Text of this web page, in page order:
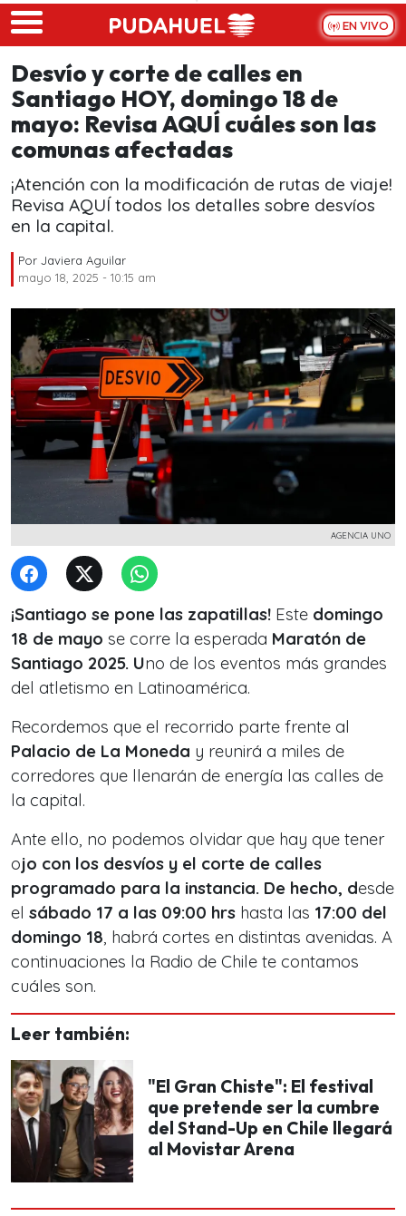
Skip to main content
EN VIVO
Desvío y corte de calles en
Santiago HOY, domingo 18 de
mayo: Revisa AQUÍ cuáles son las
comunas afectadas
¡Atención con la modificación de rutas de viaje!
Revisa AQUÍ todos los detalles sobre desvíos
en la capital.
Por Javiera Aguilar
mayo 18, 2025 - 10:15 am
AGENCIA UNO
¡Santiago se pone las zapatillas! Este domingo
18 de mayo se corre la esperada Maratón de
Santiago 2025. Uno de los eventos más grandes
del atletismo en Latinoamérica.
Recordemos que el recorrido parte frente al
Palacio de La Moneda y reunirá a miles de
corredores que llenarán de energía las calles de
la capital.
Ante ello, no podemos olvidar que hay que tener
ojo con los desvíos y el corte de calles
programado para la instancia. De hecho, desde
el sábado 17 a las 09:00 hrs hasta las 17:00 del
domingo 18, habrá cortes en distintas avenidas. A
continuaciones la Radio de Chile te contamos
cuáles son.
Leer también:
"El Gran Chiste": El festival
que pretende ser la cumbre
del Stand-Up en Chile llegará
al Movistar Arena